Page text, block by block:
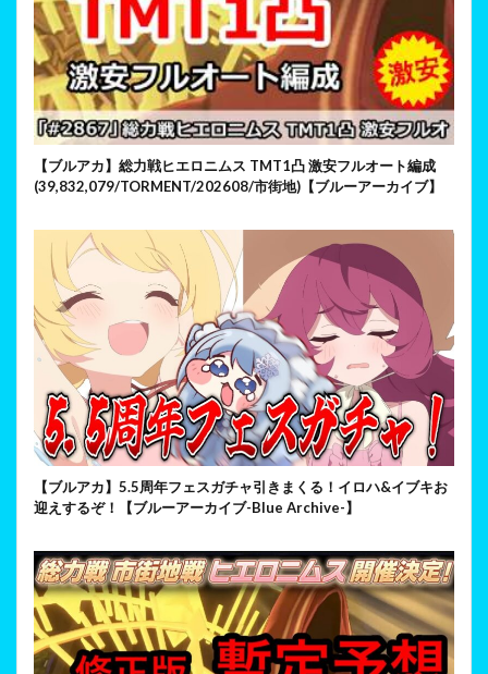
【ブルアカ】総力戦ヒエロニムス TMT1凸 激安フルオート編成
(39,832,079/TORMENT/202608/市街地)【ブルーアーカイブ】
【ブルアカ】5.5周年フェスガチャ引きまくる！イロハ&イブキお
迎えするぞ！【ブルーアーカイブ-Blue Archive-】